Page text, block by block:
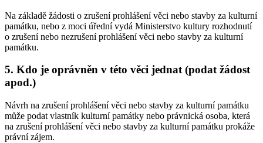
Na základě žádosti o zrušení prohlášení věci nebo stavby za kulturní
památku, nebo z moci úřední vydá Ministerstvo kultury rozhodnutí
o zrušení nebo nezrušení prohlášení věci nebo stavby za kulturní
památku.
5. Kdo je oprávněn v této věci jednat (podat žádost
apod.)
Návrh na zrušení prohlášení věci nebo stavby za kulturní památku
může podat vlastník kulturní památky nebo právnická osoba, která
na zrušení prohlášení věci nebo stavby za kulturní památku prokáže
právní zájem.